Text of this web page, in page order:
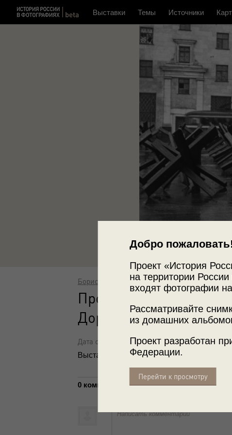
Добро
Проект «История
на территории
входят фотографии
Рассматривайте
из домашних
Проект разработан
Федерации.
Перейти к просмотру
Выставки Темы Источники
Борис Вдовенко
Противотанковые ежи
Дорогомиловской
Дата съемки: 30 октября 1941
Выставка «Московский троллейбус»
0 комментариев
Написать комментарий